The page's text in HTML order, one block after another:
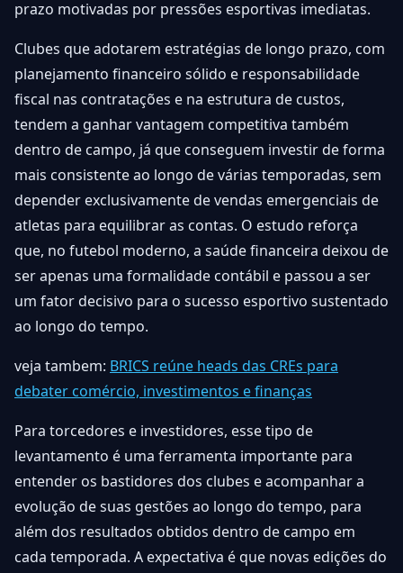
prazo motivadas por pressões esportivas imediatas.
Clubes que adotarem estratégias de longo prazo, com
planejamento financeiro sólido e responsabilidade
fiscal nas contratações e na estrutura de custos,
tendem a ganhar vantagem competitiva também
dentro de campo, já que conseguem investir de forma
mais consistente ao longo de várias temporadas, sem
depender exclusivamente de vendas emergenciais de
atletas para equilibrar as contas. O estudo reforça
que, no futebol moderno, a saúde financeira deixou de
ser apenas uma formalidade contábil e passou a ser
um fator decisivo para o sucesso esportivo sustentado
ao longo do tempo.
veja tambem: BRICS reúne heads das CREs para
debater comércio, investimentos e finanças
Para torcedores e investidores, esse tipo de
levantamento é uma ferramenta importante para
entender os bastidores dos clubes e acompanhar a
evolução de suas gestões ao longo do tempo, para
além dos resultados obtidos dentro de campo em
cada temporada. A expectativa é que novas edições do